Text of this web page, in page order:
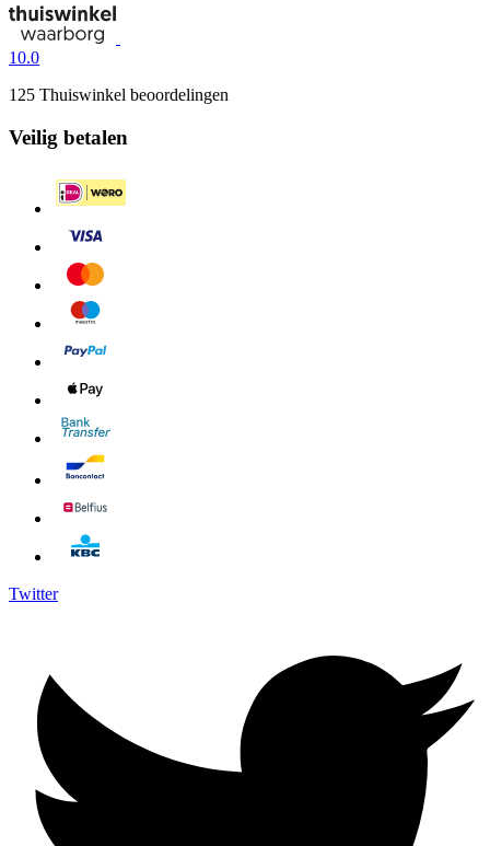
10.0
125 Thuiswinkel beoordelingen
Veilig betalen
Twitter